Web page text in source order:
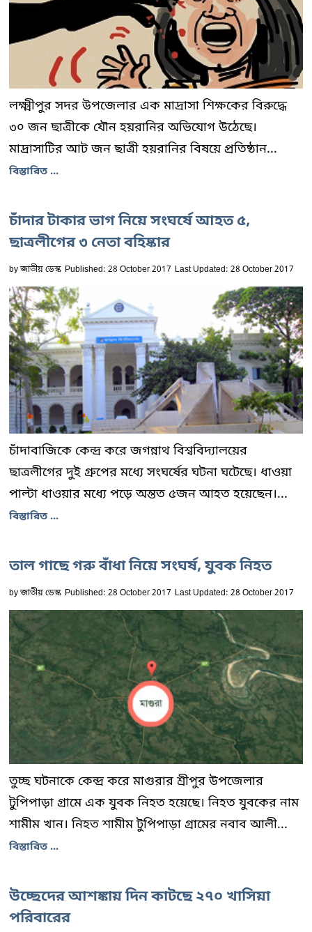
লক্ষ্মীপুর সদর উপজেলার এক মাদ্রাসা শিক্ষকের বিরুদ্ধে
৩০ জন ছাত্রীকে যৌন হয়রানির অভিযোগ উঠেছে।
মাদ্রাসাটির আট জন ছাত্রী হয়রানির বিষয়ে প্রতিষ্ঠান...
বিস্তারিত ...
চাঁদার টাকার ভাগ নিয়ে সংঘর্ষে আহত ৫,
ছাত্রলীগের ৩ নেতা বহিষ্কার
byজাতীয় ডেস্ক Published: 28 October 2017 Last Updated: 28 October 2017
চাঁদাবাজিকে কেন্দ্র করে জগন্নাথ বিশ্ববিদ্যালয়ের
ছাত্রলীগের দুই গ্রুপের মধ্যে সংঘর্ষের ঘটনা ঘটেছে। ধাওয়া
পাল্টা ধাওয়ার মধ্যে পড়ে অন্তত ৫জন আহত হয়েছেন।...
বিস্তারিত ...
তাল গাছে গরু বাঁধা নিয়ে সংঘর্ষ, যুবক নিহত
byজাতীয় ডেস্ক Published: 28 October 2017 Last Updated: 28 October 2017
তুচ্ছ ঘটনাকে কেন্দ্র করে মাগুরার শ্রীপুর উপজেলার
টুপিপাড়া গ্রামে এক যুবক নিহত হয়েছে। নিহত যুবকের নাম
শামীম খান। নিহত শামীম টুপিপাড়া গ্রামের নবাব আলী...
বিস্তারিত ...
উচ্ছেদের আশঙ্কায় দিন কাটছে ২৭০ খাসিয়া
পরিবারের